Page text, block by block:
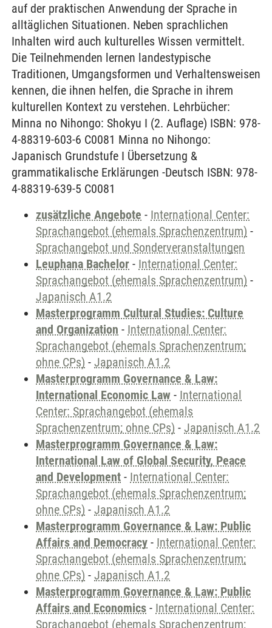
auf der praktischen Anwendung der Sprache in
alltäglichen Situationen. Neben sprachlichen
Inhalten wird auch kulturelles Wissen vermittelt.
Die Teilnehmenden lernen landestypische
Traditionen, Umgangsformen und Verhaltensweisen
kennen, die ihnen helfen, die Sprache in ihrem
kulturellen Kontext zu verstehen. Lehrbücher:
Minna no Nihongo: Shokyu I (2. Auflage) ISBN: 978-
4-88319-603-6 C0081 Minna no Nihongo:
Japanisch Grundstufe I Übersetzung &
grammatikalische Erklärungen -Deutsch ISBN: 978-
4-88319-639-5 C0081
zusätzliche Angebote - International Center:
Sprachangebot (ehemals Sprachenzentrum) -
Sprachangebot und Sonderveranstaltungen
Leuphana Bachelor - International Center:
Sprachangebot (ehemals Sprachenzentrum) -
Japanisch A1.2
Masterprogramm Cultural Studies: Culture
and Organization - International Center:
Sprachangebot (ehemals Sprachenzentrum;
ohne CPs) - Japanisch A1.2
Masterprogramm Governance & Law:
International Economic Law - International
Center: Sprachangebot (ehemals
Sprachenzentrum; ohne CPs) - Japanisch A1.2
Masterprogramm Governance & Law:
International Law of Global Security, Peace
and Development - International Center:
Sprachangebot (ehemals Sprachenzentrum;
ohne CPs) - Japanisch A1.2
Masterprogramm Governance & Law: Public
Affairs and Democracy - International Center:
Sprachangebot (ehemals Sprachenzentrum;
ohne CPs) - Japanisch A1.2
Masterprogramm Governance & Law: Public
Affairs and Economics - International Center:
Sprachangebot (ehemals Sprachenzentrum;